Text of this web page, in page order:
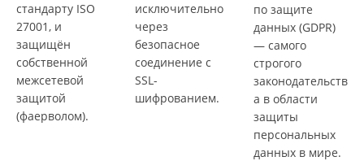
стандарту ISO
27001, и
защищён
собственной
межсетевой
защитой
(фаерволом).
исключительно
через
безопасное
соединение с
SSL-
шифрованием.
по защите
данных (GDPR)
— самого
строгого
законодательств
а в области
защиты
персональных
данных в мире.